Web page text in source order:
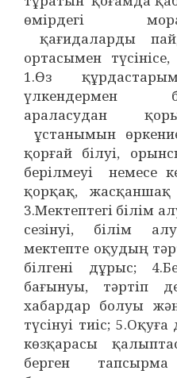
өмірдегі
қағидаларды
ортасымен
1.Өз
үлкендермен
араласудан
ұстанымын
қорғай білуі,
берілмеуі немесе
қорқақ,
3.Мектептегі білім
сезінуі, білім
мектепте оқудың
білгені дұрыс;
бағынуы, тәртіп
хабардар болуы
түсінуі тиіс;
көзқарасы
берген